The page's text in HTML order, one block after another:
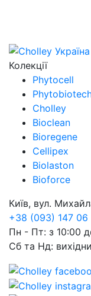
Колекції
Phytocell
Cholley
Bioclean
Bioregene
Cellipex
Biolaston
Bioforce
Київ, вул.
+38 (093) 147 06
Пн - Пт: з 10:00
Сб та Нд: